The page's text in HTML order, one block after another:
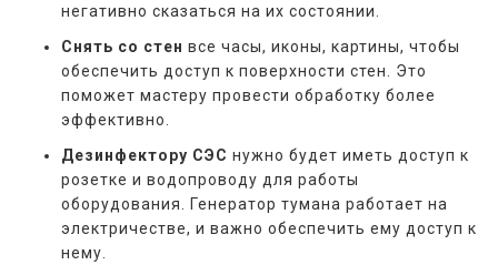
негативно сказаться на их состоянии.
Снять со стен все часы, иконы, картины, чтобы
обеспечить доступ к поверхности стен. Это
поможет мастеру провести обработку более
эффективно.
Дезинфектору СЭС нужно будет иметь доступ к
розетке и водопроводу для работы
оборудования. Генератор тумана работает на
электричестве, и важно обеспечить ему доступ к
нему.